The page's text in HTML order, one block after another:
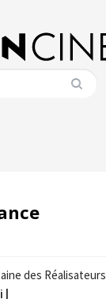
des Réalisateurs |